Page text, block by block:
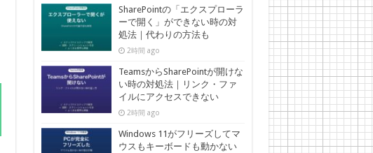
SharePointの「エクスプローラ
ーで開く」ができない時の対
処法｜代わりの方法も
2時間 ago
TeamsからSharePointが開けな
い時の対処法｜リンク・ファ
イルにアクセスできない
2時間 ago
Windows 11がフリーズしてマ
ウスもキーボードも動かない